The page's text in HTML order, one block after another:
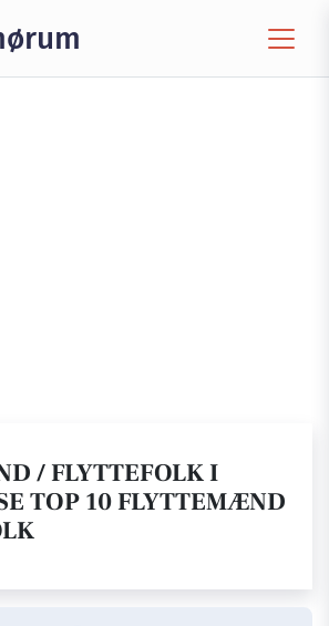
/ FLYTTEFOLK I
TOP 10 FLYTTEMÆND